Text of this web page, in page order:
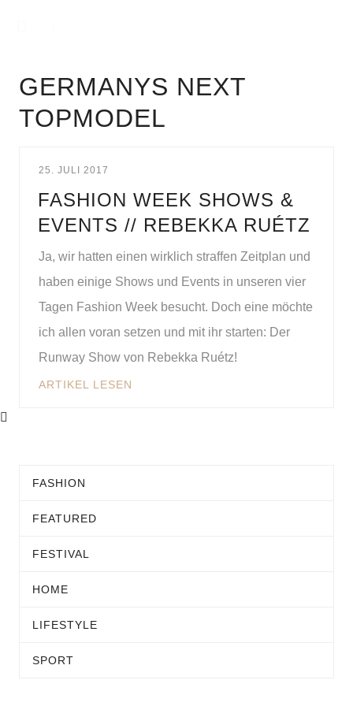
GERMANYS NEXT
TOPMODEL
25. JULI 2017
FASHION WEEK SHOWS &
EVENTS // REBEKKA RUÉTZ
Ja, wir hatten einen wirklich straffen Zeitplan und
haben einige Shows und Events in unseren vier
Tagen Fashion Week besucht. Doch eine möchte
ich allen voran setzen und mit ihr starten: Der
Runway Show von Rebekka Ruétz!
ARTIKEL LESEN
FASHION
FEATURED
FESTIVAL
HOME
LIFESTYLE
SPORT